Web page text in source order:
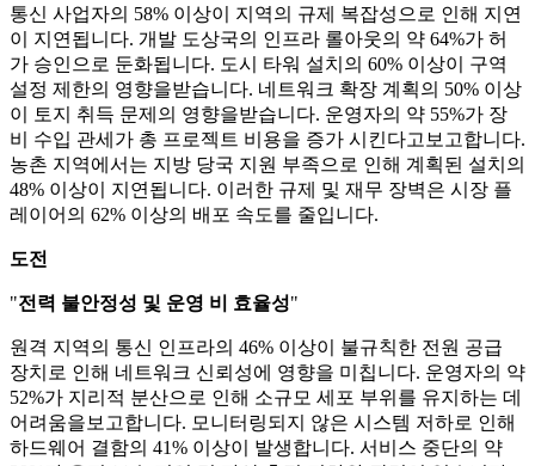
통신 사업자의 58% 이상이 지역의 규제 복잡성으로 인해 지연
이 지연됩니다. 개발 도상국의 인프라 롤아웃의 약 64%가 허
가 승인으로 둔화됩니다. 도시 타워 설치의 60% 이상이 구역
설정 제한의 영향을받습니다. 네트워크 확장 계획의 50% 이상
이 토지 취득 문제의 영향을받습니다. 운영자의 약 55%가 장
비 수입 관세가 총 프로젝트 비용을 증가 시킨다고보고합니다.
농촌 지역에서는 지방 당국 지원 부족으로 인해 계획된 설치의
48% 이상이 지연됩니다. 이러한 규제 및 재무 장벽은 시장 플
레이어의 62% 이상의 배포 속도를 줄입니다.
도전
"전력 불안정성 및 운영 비 효율성"
원격 지역의 통신 인프라의 46% 이상이 불규칙한 전원 공급
장치로 인해 네트워크 신뢰성에 영향을 미칩니다. 운영자의 약
52%가 지리적 분산으로 인해 소규모 세포 부위를 유지하는 데
어려움을보고합니다. 모니터링되지 않은 시스템 저하로 인해
하드웨어 결함의 41% 이상이 발생합니다. 서비스 중단의 약